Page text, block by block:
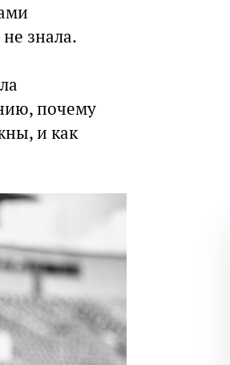
знала.
почему
и как